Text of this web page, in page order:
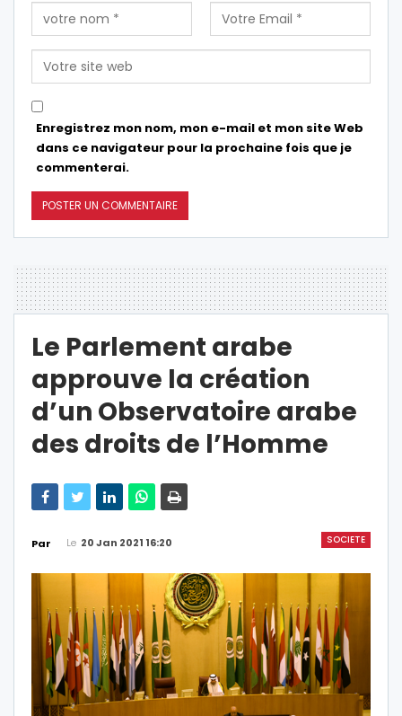
Enregistrez mon nom, mon e-mail et mon site Web
dans ce navigateur pour la prochaine fois que je
commenterai.
Le Parlement arabe
approuve la création
d’un Observatoire arabe
des droits de l’Homme
SOCIETE
Par Le 20 Jan 2021 16:20